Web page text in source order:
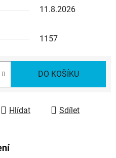
11.8.2026
1157
DO KOŠÍKU
Hlídat Sdílet